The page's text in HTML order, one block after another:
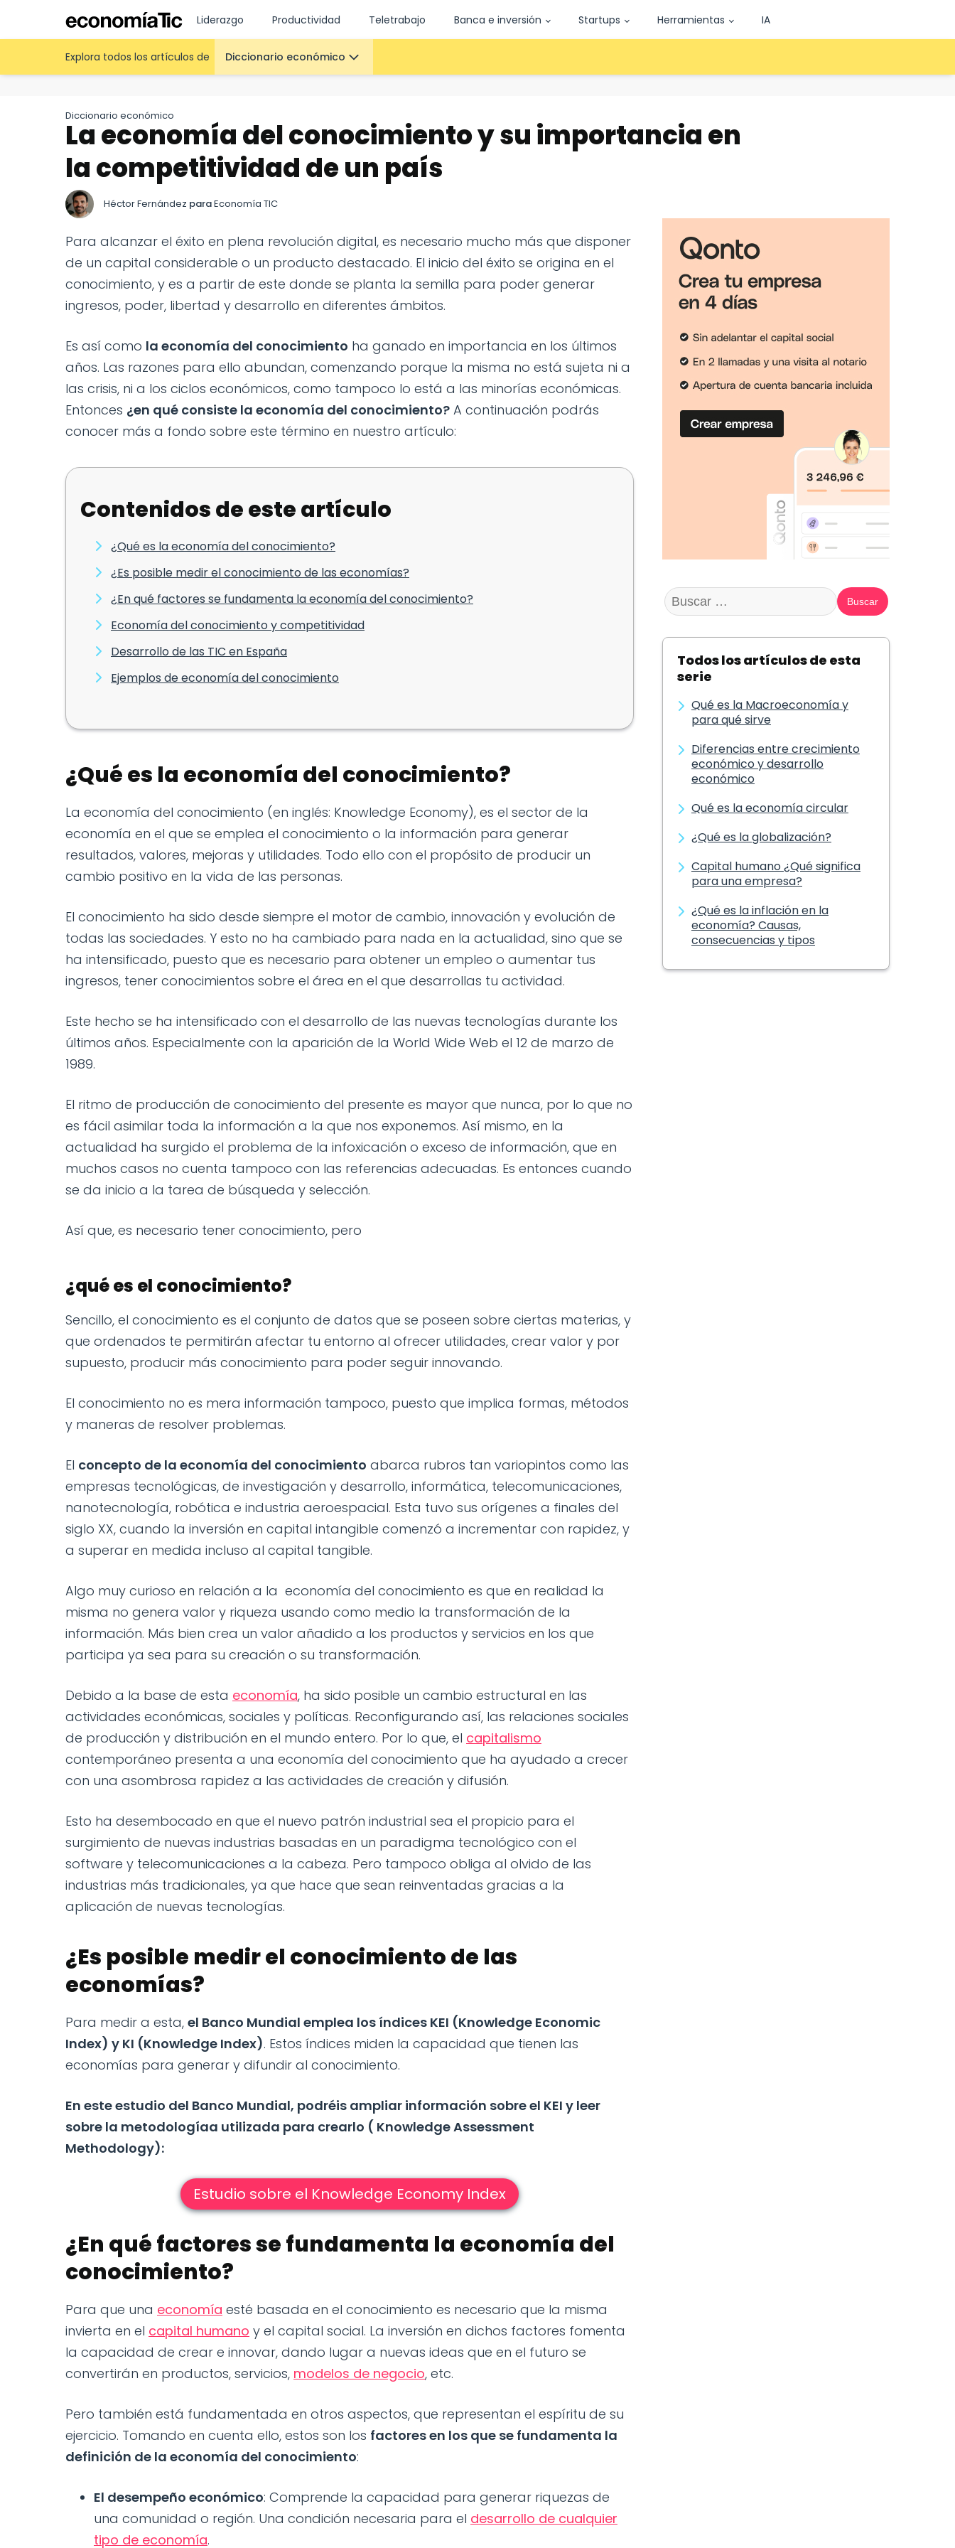
Liderazgo Productividad Teletrabajo Banca e inversión Startups Herramientas IA
Explora todos los artículos de Diccionario económico
Diccionario económico
La economía del conocimiento y su importancia en
la competitividad de un país
Héctor Fernández paraEconomía TIC
Para alcanzar el éxito en plena revolución digital, es necesario mucho más que disponer
de un capital considerable o un producto destacado. El inicio del éxito se origina en el
conocimiento, y es a partir de este donde se planta la semilla para poder generar
ingresos, poder, libertad y desarrollo en diferentes ámbitos.
Es así como la economía del conocimiento ha ganado en importancia en los últimos
años. Las razones para ello abundan, comenzando porque la misma no está sujeta ni a
las crisis, ni a los ciclos económicos, como tampoco lo está a las minorías económicas.
Entonces ¿en qué consiste la economía del conocimiento? A continuación podrás
conocer más a fondo sobre este término en nuestro artículo:
Contenidos de este artículo
¿Qué es la economía del conocimiento?
¿Es posible medir el conocimiento de las economías?
¿En qué factores se fundamenta la economía del conocimiento?
Economía del conocimiento y competitividad
Desarrollo de las TIC en España
Ejemplos de economía del conocimiento
¿Qué es la economía del conocimiento?
La economía del conocimiento (en inglés: Knowledge Economy), es el sector de la
economía en el que se emplea el conocimiento o la información para generar
resultados, valores, mejoras y utilidades. Todo ello con el propósito de producir un
cambio positivo en la vida de las personas.
El conocimiento ha sido desde siempre el motor de cambio, innovación y evolución de
todas las sociedades. Y esto no ha cambiado para nada en la actualidad, sino que se
ha intensificado, puesto que es necesario para obtener un empleo o aumentar tus
ingresos, tener conocimientos sobre el área en el que desarrollas tu actividad.
Este hecho se ha intensificado con el desarrollo de las nuevas tecnologías durante los
últimos años. Especialmente con la aparición de la World Wide Web el 12 de marzo de
1989.
El ritmo de producción de conocimiento del presente es mayor que nunca, por lo que no
es fácil asimilar toda la información a la que nos exponemos. Así mismo, en la
actualidad ha surgido el problema de la infoxicación o exceso de información, que en
muchos casos no cuenta tampoco con las referencias adecuadas. Es entonces cuando
se da inicio a la tarea de búsqueda y selección.
Así que, es necesario tener conocimiento, pero
¿qué es el conocimiento?
Sencillo, el conocimiento es el conjunto de datos que se poseen sobre ciertas materias, y
que ordenados te permitirán afectar tu entorno al ofrecer utilidades, crear valor y por
supuesto, producir más conocimiento para poder seguir innovando.
El conocimiento no es mera información tampoco, puesto que implica formas, métodos
y maneras de resolver problemas.
El concepto de la economía del conocimiento abarca rubros tan variopintos como las
empresas tecnológicas, de investigación y desarrollo, informática, telecomunicaciones,
nanotecnología, robótica e industria aeroespacial. Esta tuvo sus orígenes a finales del
siglo XX, cuando la inversión en capital intangible comenzó a incrementar con rapidez, y
a superar en medida incluso al capital tangible.
Algo muy curioso en relación a la economía del conocimiento es que en realidad la
misma no genera valor y riqueza usando como medio la transformación de la
información. Más bien crea un valor añadido a los productos y servicios en los que
participa ya sea para su creación o su transformación.
Debido a la base de esta economía, ha sido posible un cambio estructural en las
actividades económicas, sociales y políticas. Reconfigurando así, las relaciones sociales
de producción y distribución en el mundo entero. Por lo que, el capitalismo
contemporáneo presenta a una economía del conocimiento que ha ayudado a crecer
con una asombrosa rapidez a las actividades de creación y difusión.
Esto ha desembocado en que el nuevo patrón industrial sea el propicio para el
surgimiento de nuevas industrias basadas en un paradigma tecnológico con el
software y telecomunicaciones a la cabeza. Pero tampoco obliga al olvido de las
industrias más tradicionales, ya que hace que sean reinventadas gracias a la
aplicación de nuevas tecnologías.
¿Es posible medir el conocimiento de las
economías?
Para medir a esta, el Banco Mundial emplea los índices KEI (Knowledge Economic
Index) y KI (Knowledge Index). Estos índices miden la capacidad que tienen las
economías para generar y difundir al conocimiento.
En este estudio del Banco Mundial, podréis ampliar información sobre el KEI y leer
sobre la metodologíaa utilizada para crearlo ( Knowledge Assessment
Methodology):
Estudio sobre el Knowledge Economy Index
¿En qué factores se fundamenta la economía del
conocimiento?
Para que una economía esté basada en el conocimiento es necesario que la misma
invierta en el capital humano y el capital social. La inversión en dichos factores fomenta
la capacidad de crear e innovar, dando lugar a nuevas ideas que en el futuro se
convertirán en productos, servicios, modelos de negocio, etc.
Pero también está fundamentada en otros aspectos, que representan el espíritu de su
ejercicio. Tomando en cuenta ello, estos son los factores en los que se fundamenta la
definición de la economía del conocimiento:
El desempeño económico: Comprende la capacidad para generar riquezas de
una comunidad o región. Una condición necesaria para el desarrollo de cualquier
tipo de economía.
Buscar:
Todos los artículos de esta
serie
Qué es la Macroeconomía y
para qué sirve
Diferencias entre crecimiento
económico y desarrollo
económico
Qué es la economía circular
¿Qué es la globalización?
Capital humano ¿Qué significa
para una empresa?
¿Qué es la inflación en la
economía? Causas,
consecuencias y tipos